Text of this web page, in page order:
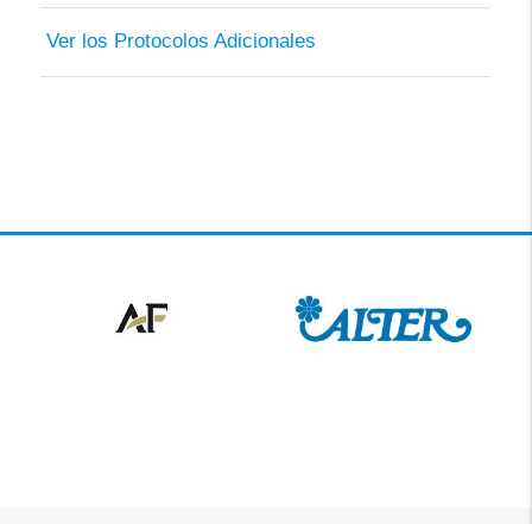
Ver los Protocolos Adicionales